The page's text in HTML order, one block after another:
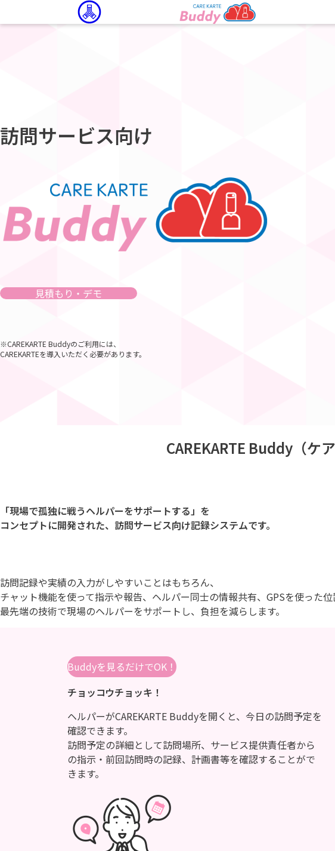
訪問サービス向け
見積もり・デモ
※CAREKARTE Buddyのご利用には、
CAREKARTEを導入いただく必要があります。
CAREKARTE Buddy （ケ
「現場で孤独に戦うヘルパーをサポートする」を
コンセプトに開発された、訪問サービス向け記録システムです。
訪問記録や実績の入力がしやすいことはもちろん、
チャット機能を使って指示や報告、ヘルパー同士の情報共有、GPSを使った
最先端の技術で現場のヘルパーをサポートし、負担を減らします。
Buddyを見るだけでOK！
チョッコウチョッキ！
ヘルパーがCAREKARTE Buddyを開くと、今日の訪問予定を
確認できます。
訪問予定の詳細として訪問場所、サービス提供責任者から
の指示・前回訪問時の記録、計画書等を確認することがで
きます。